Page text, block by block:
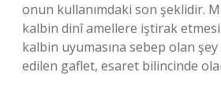
onun kullanımdaki son şeklidir.
kalbin dinî amellere iştirak
kalbin uyumasına sebep olan
edilen gaflet, esaret bilincinde